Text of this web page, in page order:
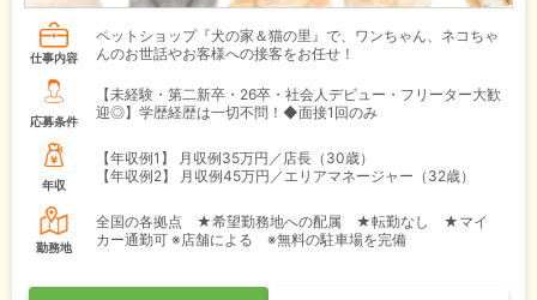
仕事内容
ペットショップ『犬の家＆猫の里』で、ワンちゃん、ネコちゃ
んのお世話やお客様への接客をお任せ！
応募条件
【未経験・第二新卒・26卒・社会人デビュー・フリーター大歓
迎◎】学歴経歴は一切不問！◆面接1回のみ
年収
【年収例1】
月収例35万円／店長（30歳）
【年収例2】
月収例45万円／エリアマネージャー（32歳）
勤務地
全国の各拠点 ★希望勤務地への配属 ★転勤なし ★マイ
カー通勤可 ※店舗による ※無料の駐車場を完備